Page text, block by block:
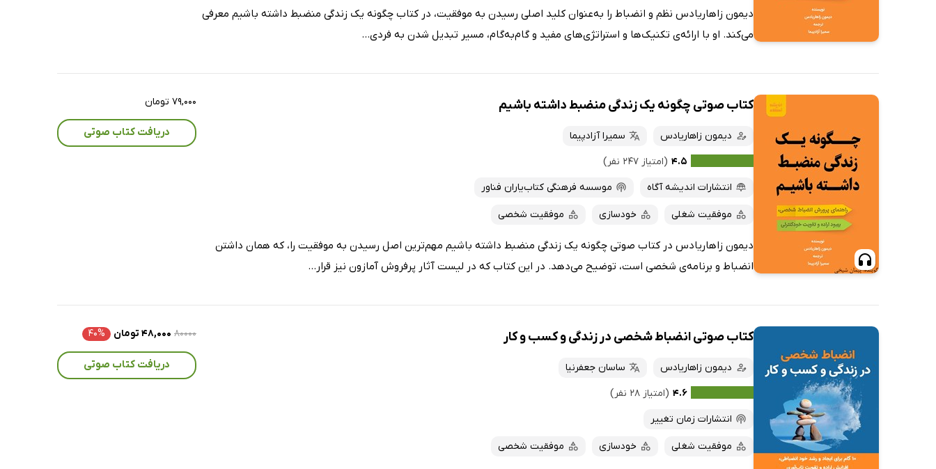
دیمون زاهاریادس نظم و انضباط را به‌عنوان کلید اصلی رسیدن به موفقیت، در کتاب چگونه یک زندگی منضبط داشته باشیم معرفی
می‌کند. او با ارائه‌ی تکنیک‌ها و استراتژی‌های مفید و گام‌به‌گام، مسیر تبدیل شدن به فردی...
کتاب صوتی چگونه یک زندگی منضبط داشته باشیم
دیمون زاهاریادس
سمیرا آزادپیما
۴.۵ (امتیاز ۲۴۷ نفر)
انتشارات اندیشه آگاه
موسسه فرهنگی کتاب‌یاران فناور
موفقیت شغلی خودسازی موفقیت شخصی
دیمون زاهاریادس در کتاب صوتی چگونه یک زندگی منضبط داشته باشیم مهم‌ترین اصل رسیدن به موفقیت را، که همان داشتن
انضباط و برنامه‌ی شخصی است، توضیح می‌دهد. در این کتاب که در لیست آثار پرفروش آمازون نیز قرار...
۷۹,۰۰۰ تومان
دریافت کتاب صوتی
کتاب صوتی انضباط شخصی در زندگی و کسب و کار
دیمون زاهاریادس
ساسان جعفرنیا
۴.۶ (امتیاز ۲۸ نفر)
انتشارات زمان تغییر
موفقیت شغلی خودسازی موفقیت شخصی
۸۰۰۰۰ ۴۸,۰۰۰ تومان ۴۰%
دریافت کتاب صوتی